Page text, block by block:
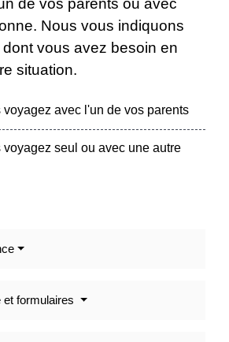
de vos parents ou avec
Nous vous indiquons
dont vous avez besoin en
situation.
voyagez avec l'un de vos parents
voyagez seul ou avec une autre
et formulaires